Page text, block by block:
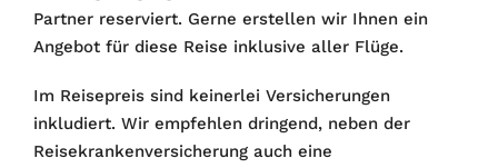
Partner reserviert. Gerne erstellen wir Ihnen ein
Angebot für diese Reise inklusive aller Flüge.
Im Reisepreis sind keinerlei Versicherungen
inkludiert. Wir empfehlen dringend, neben der
Reisekrankenversicherung auch eine